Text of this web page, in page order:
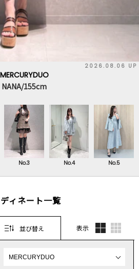
2026.08.06 UP
MERCURYDUO
NANA/155cm
No.3 No.4 No.5
ィネート一覧
並び替え 表示